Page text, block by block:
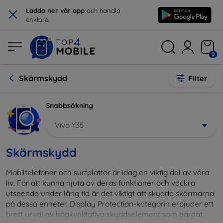
× Ladda ner vår app och handla
enklare.
0
Skärmskydd Filter
Snabbsökning
Vivo Y35
Skärmskydd
Mobiltelefoner och surfplattor är idag en viktig del av våra
liv. För att kunna njuta av deras funktioner och vackra
utseende under lång tid är det viktigt att skydda skärmarna
på dessa enheter. Display Protection-kategorin erbjuder ett
brett urval av högkvalitativa skyddselement som härdat